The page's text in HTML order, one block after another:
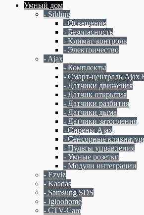
Умный дом
- Sibling
- Освещение
- Безопасность
- Климат-контроль
- Электричество
- Ajax
- Комплекты
- Смарт-централь Ajax
- Датчики движения
- Датчик открытия
- Датчики разбития
- Датчики дыма
- Датчики затопления
- Сирены Ajax
- Сенсорные
- Пульты управления
- Умные розетки
- Модули интеграции
- Ezviz
- Kaadas
- Samsung SDS
- Igloohome
- CTV-Cam